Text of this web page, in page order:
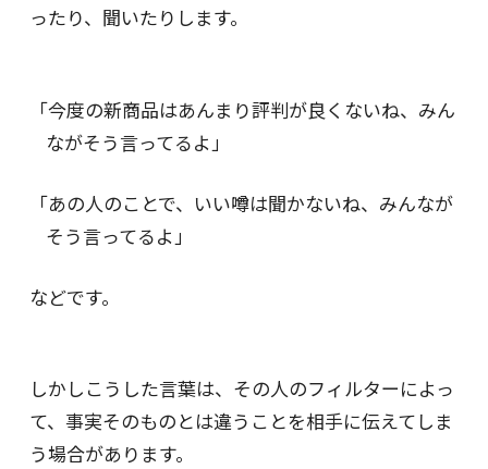
ったり、聞いたりします。
「今度の新商品はあんまり評判が良くないね、みん
ながそう言ってるよ」
「あの人のことで、いい噂は聞かないね、みんなが
そう言ってるよ」
などです。
しかしこうした言葉は、その人のフィルターによっ
て、事実そのものとは違うことを相手に伝えてしま
う場合があります。